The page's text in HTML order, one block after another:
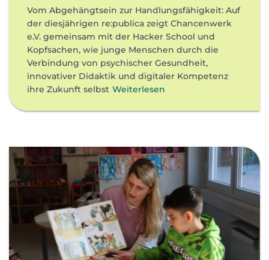
Vom Abgehängtsein zur Handlungsfähigkeit: Auf
der diesjährigen re:publica zeigt Chancenwerk
e.V. gemeinsam mit der Hacker School und
Kopfsachen, wie junge Menschen durch die
Verbindung von psychischer Gesundheit,
innovativer Didaktik und digitaler Kompetenz
ihre Zukunft selbst Weiterlesen